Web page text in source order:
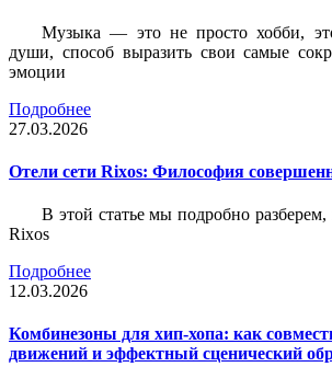
Музыка — это не просто хобби,
души, способ выразить свои самые
эмоции
Подробнее
27.03.2026
Отели сети Rixos: Философия
В этой статье мы подробно разберем,
Rixos
Подробнее
12.03.2026
Комбинезоны для хип-хопа: как
движений и эффектный сценический